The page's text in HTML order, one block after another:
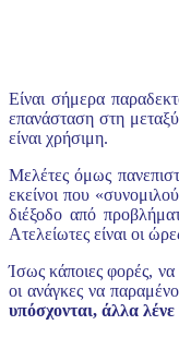
Είναι σήμερα
επανάσταση στη
είναι χρήσιμη.
Μελέτες όμως
εκείνοι που
διέξοδο από
Ατελείωτες είναι οι
Ίσως κάποιες φορές, να
οι ανάγκες να
υπόσχονται, άλλα